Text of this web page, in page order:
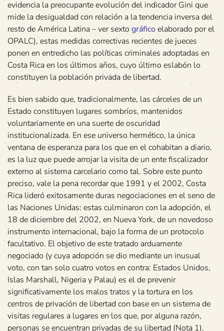
evidencia la preocupante evolución del indicador Gini que
mide la desigualdad con relación a la tendencia inversa del
resto de América Latina – ver sextográfico elaborado por el
OPALC), estas medidas correctivas recientes de jueces
ponen en entredicho las políticas criminales adoptadas en
Costa Rica en los últimos años, cuyo último eslabón lo
constituyen la población privada de libertad.
Es bien sabido que, tradicionalmente, las cárceles de un
Estado constituyen lugares sombríos, mantenidos
voluntariamente en una suerte de oscuridad
institucionalizada. En ese universo hermético, la única
ventana de esperanza para los que en el cohabitan a diario,
es la luz que puede arrojar la visita de un ente fiscalizador
externo al sistema carcelario como tal. Sobre este punto
preciso, vale la pena recordar que 1991 y el 2002, Costa
Rica lideró exitosamente duras negociaciones en el seno de
las Naciones Unidas: estas culminaron con la adopción, el
18 de diciembre del 2002, en Nueva York, de un novedoso
instrumento internacional, bajo la forma de un protocolo
facultativo. El objetivo de este tratado arduamente
negociado (y cuya adopción se dio mediante un inusual
voto, con tan solo cuatro votos en contra: Estados Unidos,
Islas Marshall, Nigeria y Palau) es el de prevenir
significativamente los malos tratos y la tortura en los
centros de privación de libertad con base en un sistema de
visitas regulares a lugares en los que, por alguna razón,
personas se encuentran privadas de su libertad (Nota 1).